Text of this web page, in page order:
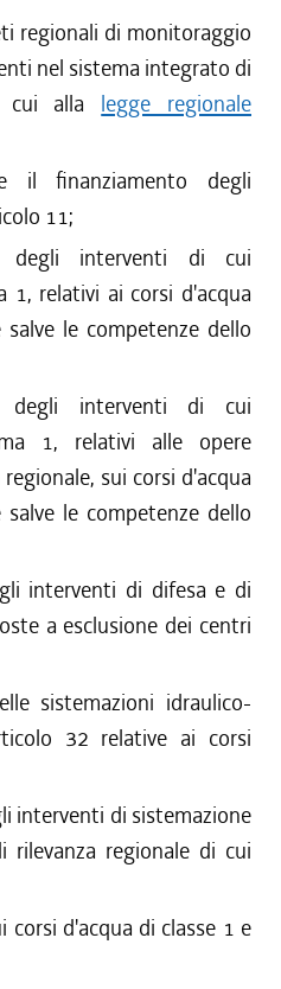
regionali di monitoraggio
nel sistema integrato di
cui alla legge regionale
il finanziamento degli
11;
degli interventi di cui
1, relativi ai corsi d'acqua
le competenze dello
degli interventi di cui
1, relativi alle opere
sui corsi d'acqua
le competenze dello
interventi di difesa e di
a esclusione dei centri
sistemazioni idraulico-
32 relative ai corsi
interventi di sistemazione
rilevanza regionale di cui
corsi d'acqua di classe 1 e